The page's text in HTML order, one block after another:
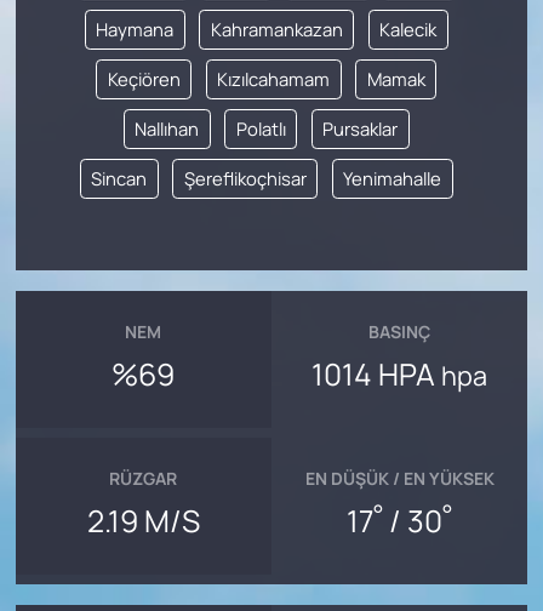
Haymana Kahramankazan Kalecik
Keçiören Kızılcahamam Mamak
Nallıhan Polatlı Pursaklar
Sincan Şereflikoçhisar Yenimahalle
NEM
%69
BASINÇ
1014 HPA hpa
RÜZGAR
2.19 M/S
EN DÜŞÜK / EN YÜKSEK
17° / 30°